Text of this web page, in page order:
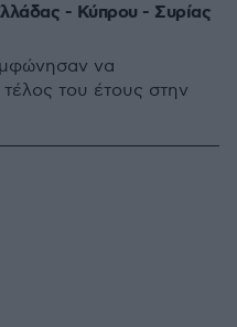
- Κύπρου - Συρίας
να
του έτους στην